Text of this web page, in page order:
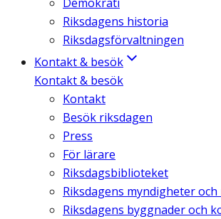
Riksdagens historia
Riksdagsförvaltningen
Kontakt & besök
Kontakt & besök
Kontakt
Besök riksdagen
Press
För lärare
Riksdagsbiblioteket
Riksdagens myndigheter
Riksdagens byggnader och